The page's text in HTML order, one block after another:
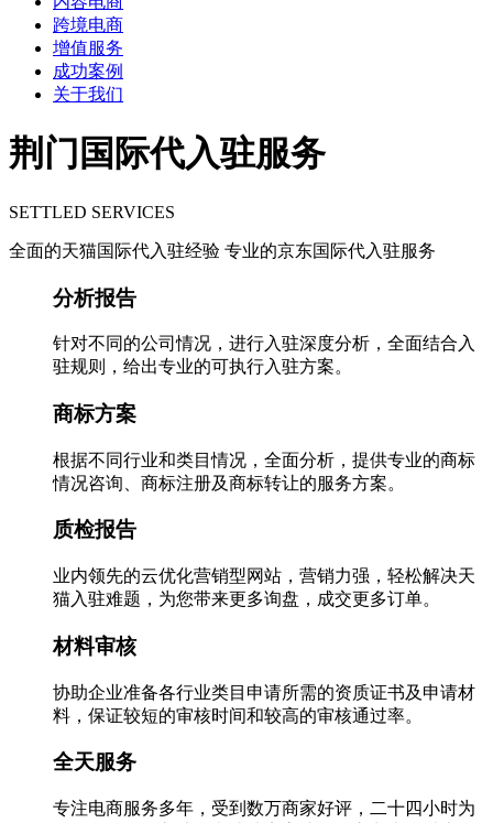
跨境电商
增值服务
成功案例
关于我们
荆门国际代入驻服务
SETTLED SERVICES
全面的天猫国际代入驻经验 专业的京东国际代入驻服务
分析报告
针对不同的公司情况，进行入驻深度分析，全面结合入
驻规则，给出专业的可执行入驻方案。
商标方案
根据不同行业和类目情况，全面分析，提供专业的商标
情况咨询、商标注册及商标转让的服务方案。
质检报告
业内领先的云优化营销型网站，营销力强，轻松解决天
猫入驻难题，为您带来更多询盘，成交更多订单。
材料审核
协助企业准备各行业类目申请所需的资质证书及申请材
料，保证较短的审核时间和较高的审核通过率。
全天服务
专注电商服务多年，受到数万商家好评，二十四小时为